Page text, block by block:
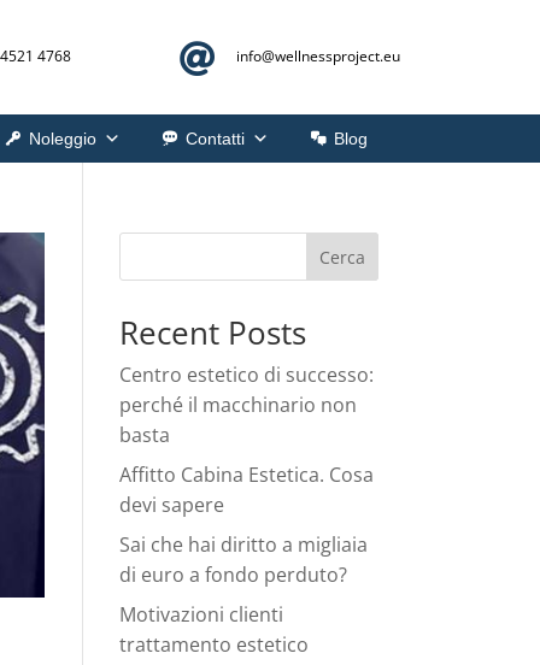
4768  info@wellnessproject.eu
Noleggio Contatti Blog
Cerca
Recent Posts
Centro estetico di successo:
perché il macchinario non
basta
Affitto Cabina Estetica. Cosa
devi sapere
Sai che hai diritto a migliaia
di euro a fondo perduto?
Motivazioni clienti
trattamento estetico